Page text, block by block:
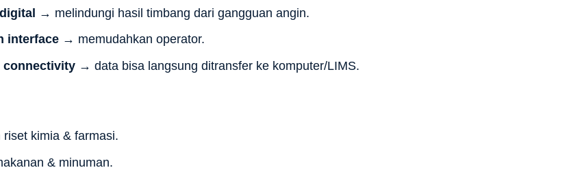
→ melindungi hasil timbang dari gangguan angin.
interface → memudahkan operator.
connectivity → data bisa langsung ditransfer ke komputer/LIMS.
riset kimia & farmasi.
& minuman.